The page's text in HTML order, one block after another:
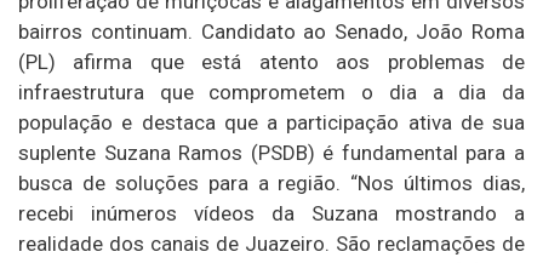
bairros continuam. Candidato ao Senado, João Roma
(PL) afirma que está atento aos problemas de
infraestrutura que comprometem o dia a dia da
população e destaca que a participação ativa de sua
suplente Suzana Ramos (PSDB) é fundamental para a
busca de soluções para a região. “Nos últimos dias,
recebi inúmeros vídeos da Suzana mostrando a
realidade dos canais de Juazeiro. São reclamações de